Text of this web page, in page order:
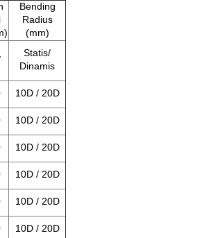
Bending
Radius
(mm)
Statis/
Dinamis
10D / 20D
10D / 20D
10D / 20D
10D / 20D
10D / 20D
10D / 20D